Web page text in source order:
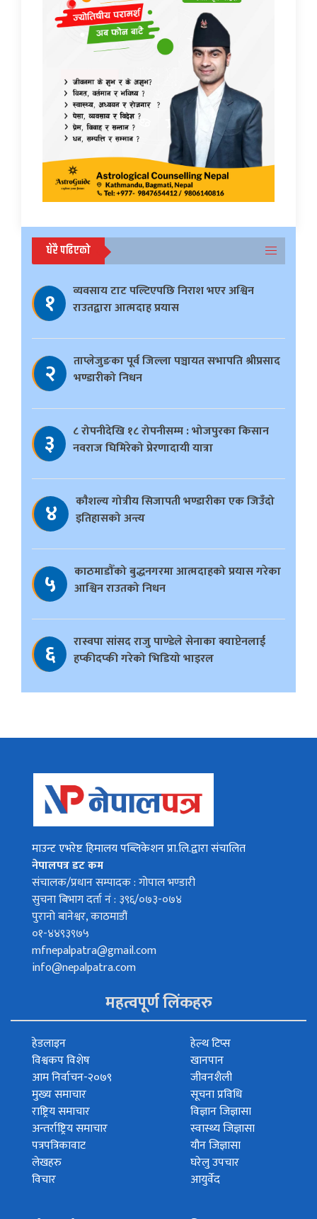
धेरै पढिएको
१
व्यवसाय टाट पल्टिएपछि निराश भएर अश्विन
राउतद्वारा आत्मदाह प्रयास
२
ताप्लेजुङका पूर्व जिल्ला पञ्चायत सभापति श्रीप्रसाद
भण्डारीको निधन
३
८ रोपनीदेखि १८ रोपनीसम्म : भोजपुरका किसान
नवराज घिमिरेको प्रेरणादायी यात्रा
४
काैशल्य गोत्रीय सिजापती भण्डारीका एक जिउँदो
इतिहासको अन्त्य
५
काठमाडौँको बुद्धनगरमा आत्मदाहको प्रयास गरेका
आश्विन राउतको निधन
६
रास्वपा सांसद राजु पाण्डेले सेनाका क्याप्टेनलाई
हप्कीदप्की गरेको भिडियो भाइरल
माउन्ट एभरेष्ट हिमालय पब्लिकेशन प्रा.लि.द्वारा संचालित
नेपालपत्र डट कम
संचालक/प्रधान सम्पादक : गोपाल भण्डारी
सुचना बिभाग दर्ता नं : ३९६/०७३-०७४
पुरानो बानेश्वर, काठमाडौं
०१-४४९३९७५
mfnepalpatra@gmail.com
info@nepalpatra.com
महत्वपूर्ण लिंकहरु
हेडलाइन
विश्वकप विशेष
आम निर्वाचन-२०७९
मुख्य समाचार
राष्ट्रिय समाचार
अन्तर्राष्ट्रिय समाचार
पत्रपत्रिकावाट
लेखहरु
विचार
हेल्थ टिप्स
खानपान
जीवनशैली
सूचना प्रविधि
विज्ञान जिज्ञासा
स्वास्थ्य जिज्ञासा
यौन जिज्ञासा
घरेलु उपचार
आयुर्वेद